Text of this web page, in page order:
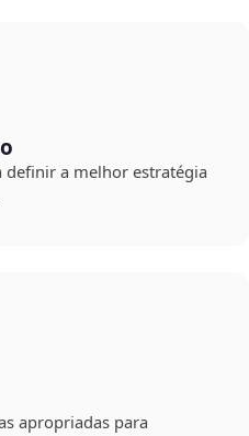
definir a melhor estratégia
apropriadas para